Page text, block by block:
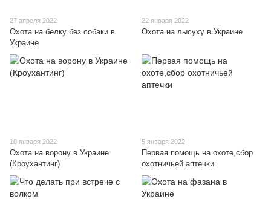
27 апреля 2022
Охота на белку без собаки в
Украине
22 января 2022
Охота на лысуху в Украине
10 января 2022
Охота на ворону в Украине
(Кроухантинг)
5 января 2022
Первая помощь на охоте,сбор
охотничьей аптечки